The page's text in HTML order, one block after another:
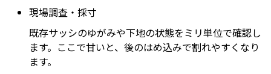
現場調査・採寸
既存サッシのゆがみや下地の状態をミリ単位で確認し
ます。ここで甘いと、後のはめ込みで割れやすくなり
ます。